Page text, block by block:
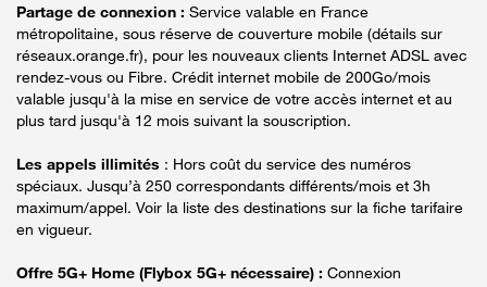
Partage de connexion : Service valable en France
métropolitaine, sous réserve de couverture mobile (détails sur
réseaux.orange.fr), pour les nouveaux clients Internet ADSL avec
rendez-vous ou Fibre. Crédit internet mobile de 200Go/mois
valable jusqu'à la mise en service de votre accès internet et au
plus tard jusqu'à 12 mois suivant la souscription.
Les appels illimités : Hors coût du service des numéros
spéciaux. Jusqu’à 250 correspondants différents/mois et 3h
maximum/appel. Voir la liste des destinations sur la fiche tarifaire
en vigueur.
Offre 5G+ Home (Flybox 5G+ nécessaire) : Connexion